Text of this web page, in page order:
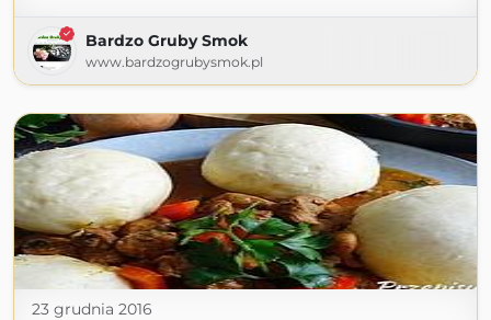
Bardzo Gruby Smok
www.bardzogrubysmok.pl
23 grudnia 2016